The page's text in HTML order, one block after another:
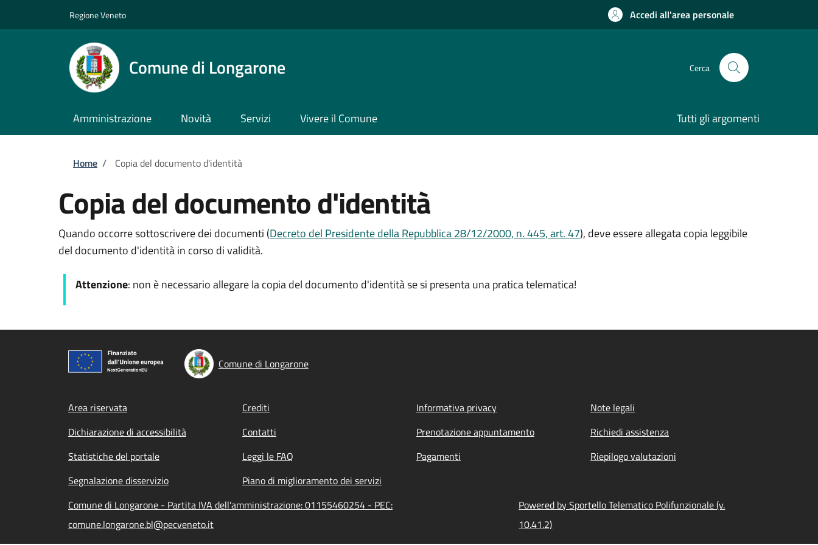
Regione Veneto Accedi all'area personale
Comune di Longarone Cerca
Amministrazione Novità Servizi Vivere il Comune Tutti gli argomenti
Briciole di pane
Home / Copia del documento d'identità
Copia del documento d'identità
Quando occorre sottoscrivere dei documenti (Decreto del Presidente della Repubblica 28/12/2000, n. 445, art. 47), deve essere allegata copia leggibile
del documento d'identità in corso di validità.
Attenzione: non è necessario allegare la copia del documento d'identità se si presenta una pratica telematica!
Comune di Longarone
Footer menu
Area riservata Crediti Informativa privacy
Note legali
Dichiarazione di accessibilità
Contatti Prenotazione appuntamento
Richiedi assistenza
Statistiche del portale
Leggi le FAQ Pagamenti
Riepilogo valutazioni
Segnalazione disservizio
Piano di miglioramento dei servizi
Comune di Longarone - Partita IVA dell'amministrazione: 01155460254 - PEC:
comune.longarone.bl@pecveneto.it
Powered by Sportello Telematico Polifunzionale (v.
10.41.2)